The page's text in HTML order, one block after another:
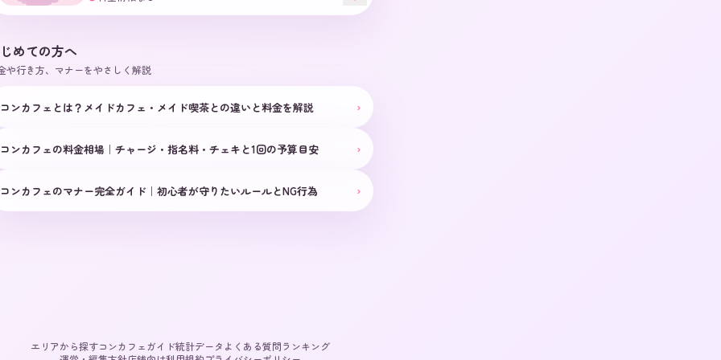
めての方へ
や行き方、マナーをやさしく解説
コンカフェとは？メイドカフェ・メイド喫茶との違いと料金を解説 ›
コンカフェの料金相場｜チャージ・指名料・チェキと1回の予算目安 ›
コンカフェのマナー完全ガイド｜初心者が守りたいルールとNG行為 ›
エリアから探すコンカフェガイド統計データ よくある質問ランキング